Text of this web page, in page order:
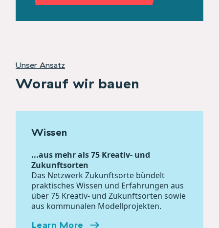
Unser Ansatz
Worauf wir bauen
Wissen
...aus mehr als 75 Kreativ- und
Zukunftsorten
Das Netzwerk Zukunftsorte bündelt
praktisches Wissen und Erfahrungen aus
über 75 Kreativ- und Zukunftsorten sowie
aus kommunalen Modellprojekten.
Learn More